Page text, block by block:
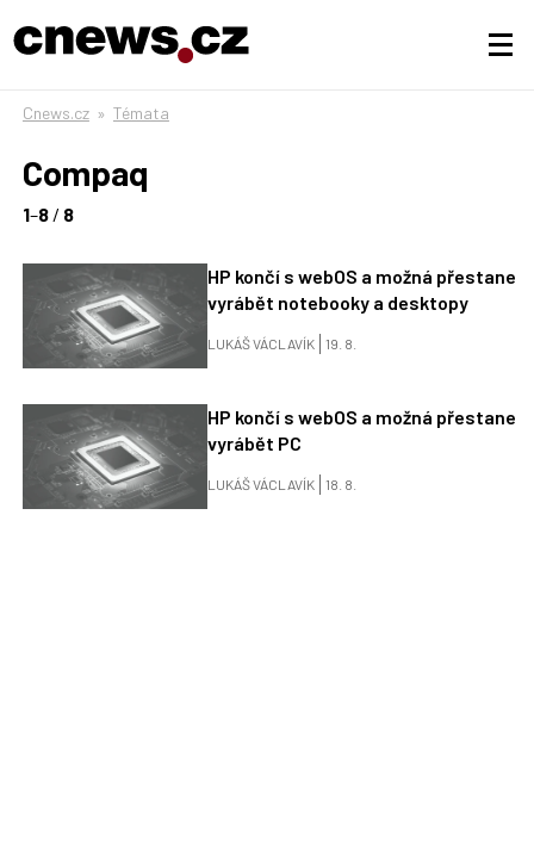
Cnews.cz » Témata
Compaq
1–8/ 8
HP končí s webOS a možná přestane
vyrábět notebooky a desktopy
LUKÁŠ VÁCLAVÍK 19. 8.
HP končí s webOS a možná přestane
vyrábět PC
LUKÁŠ VÁCLAVÍK 18. 8.